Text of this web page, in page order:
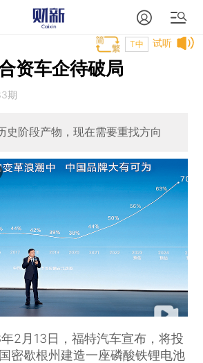
试听
T中
资车企待破局
期
史阶段产物，现在需要重找方向
2月13日，福特汽车宣布，将投
密歇根州建造一座磷酸铁锂电池